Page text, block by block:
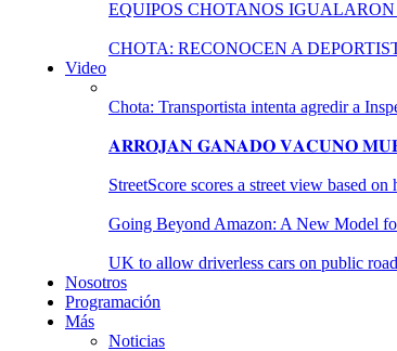
EQUIPOS CHOTANOS
CHOTA: RECONOCEN A
Video
Chota: Transportista intenta agredir a
𝐀𝐑𝐑𝐎𝐉𝐀𝐍 𝐆𝐀𝐍𝐀𝐃𝐎 𝐕𝐀𝐂𝐔𝐍𝐎
StreetScore scores a street view based
Going Beyond Amazon: A New Model
UK to allow driverless cars on public
Nosotros
Programación
Más
Noticias